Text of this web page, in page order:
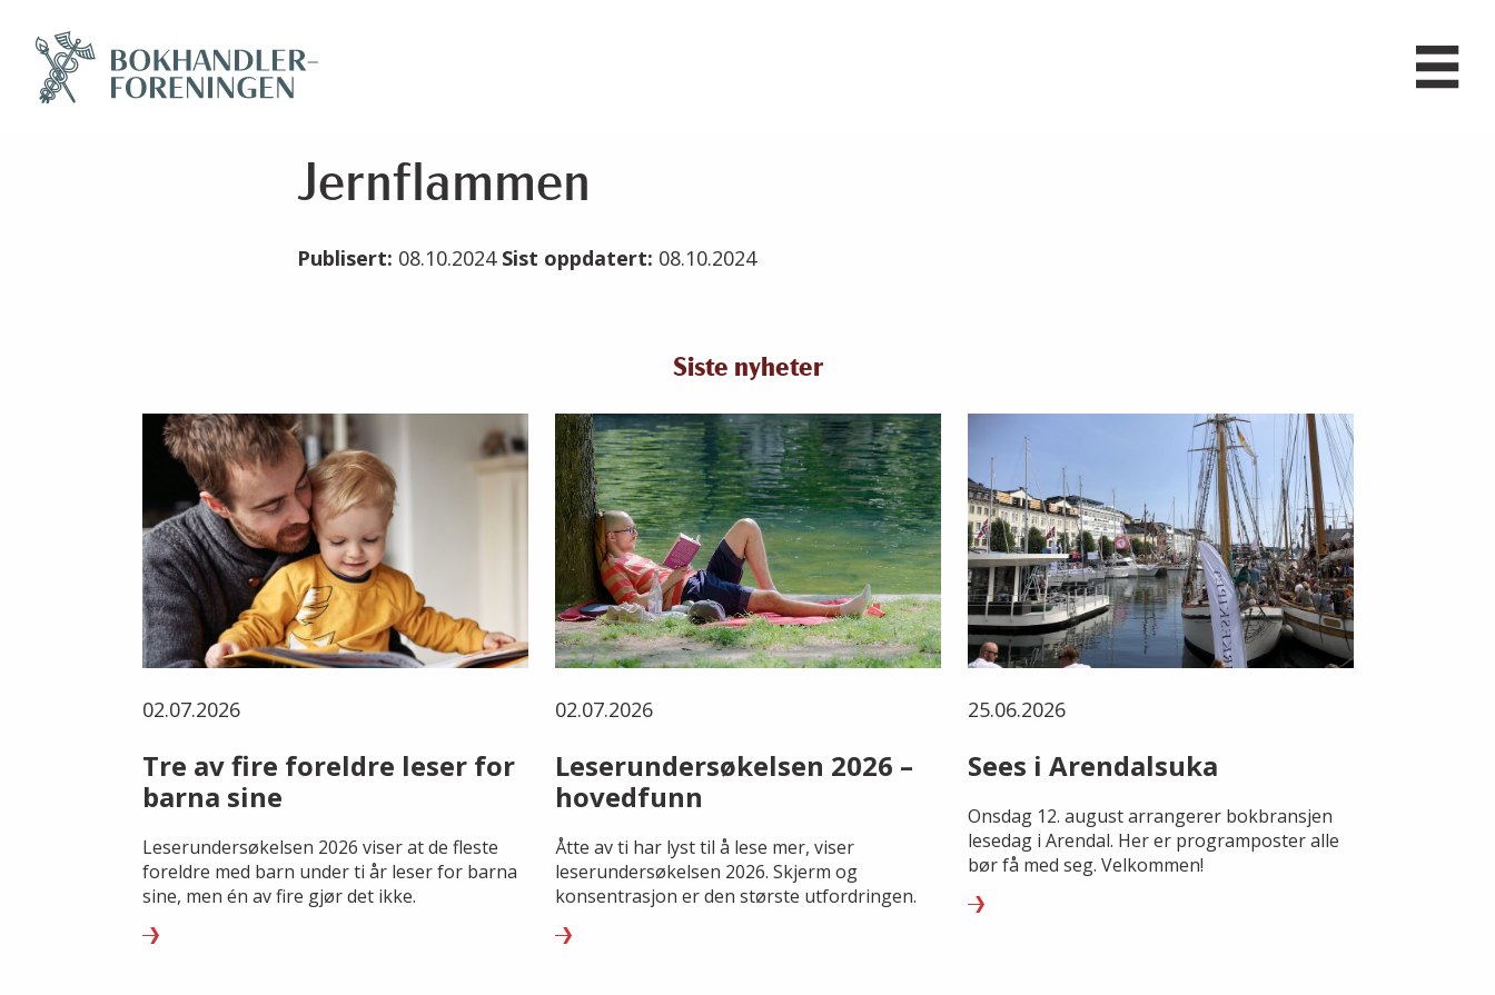
Jernflammen
Publisert: 08.10.2024 Sist oppdatert: 08.10.2024
Siste nyheter
02.07.2026
Tre av fire foreldre leser for
barna sine
Leserundersøkelsen 2026 viser at de fleste
foreldre med barn under ti år leser for barna
sine, men én av fire gjør det ikke.
02.07.2026
Leserundersøkelsen 2026 –
hovedfunn
Åtte av ti har lyst til å lese mer, viser
leserundersøkelsen 2026. Skjerm og
konsentrasjon er den største utfordringen.
25.06.2026
Sees i Arendalsuka
Onsdag 12. august arrangerer bokbransjen
lesedag i Arendal. Her er programposter alle
bør få med seg. Velkommen!